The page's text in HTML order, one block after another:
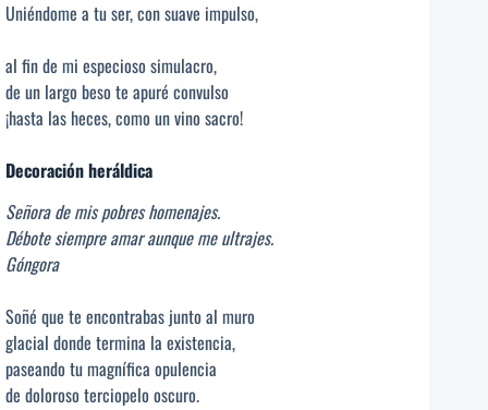
Uniéndome a tu ser, con suave impulso,
al fin de mi especioso simulacro,
de un largo beso te apuré convulso
¡hasta las heces, como un vino sacro!
Decoración heráldica
Señora de mis pobres homenajes.
Débote siempre amar aunque me ultrajes.
Góngora
Soñé que te encontrabas junto al muro
glacial donde termina la existencia,
paseando tu magnífica opulencia
de doloroso terciopelo oscuro.